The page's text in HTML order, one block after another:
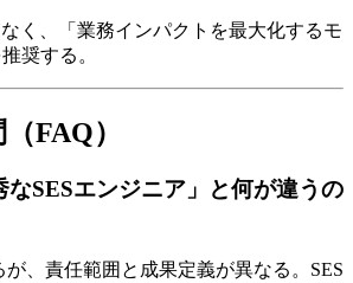
なく、​「業務インパクトを​最大化する​モ
奨する。
FAQ）
な​​SESエンジニア」と​​何が​​違うの
、​責任範囲と​成果定義が​異なる。​SES